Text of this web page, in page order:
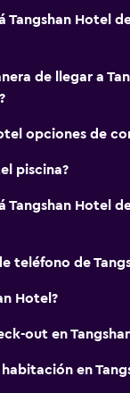
Tangshan Hotel
de llegar a
opciones de
piscina?
Tangshan Hotel
teléfono de
Hotel?
out en
en